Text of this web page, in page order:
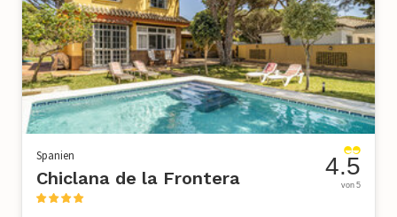
Spanien
Chiclana de la Frontera 4.5
von 5